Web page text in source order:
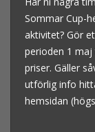
Sommar Cup-
aktivitet? Gör
perioden 1 maj
priser. Gäller
utförlig info
hemsidan